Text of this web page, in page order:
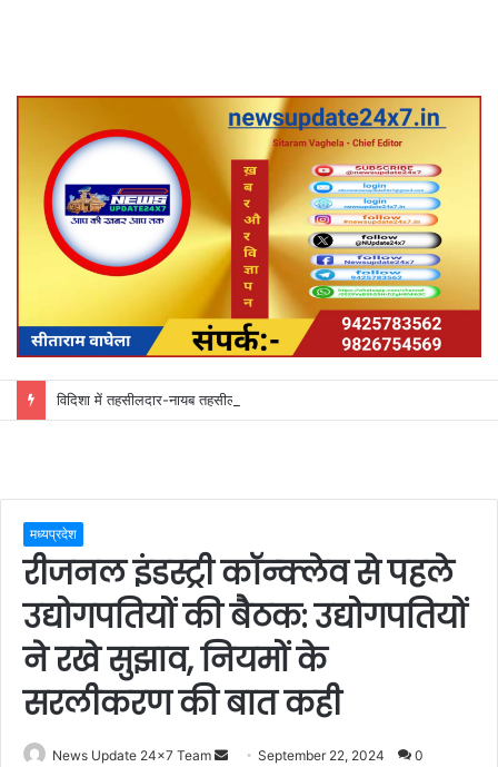
मध्यप्रदेश
रीजनल इंडस्ट्री कॉन्क्लेव से पहले
उद्योगपतियों की बैठक: उद्योगपतियों
ने रखे सुझाव, नियमों के
सरलीकरण की बात कही
News Update 24x7 Team
Send September 22, 2024 0